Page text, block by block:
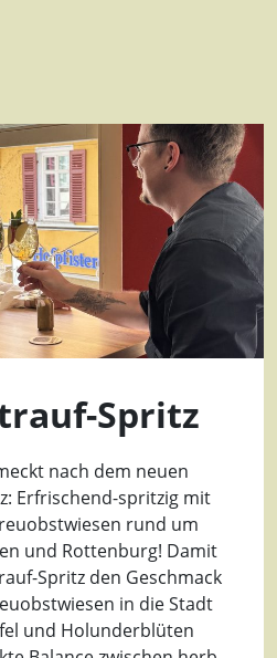
Spritz
nach dem neuen
Erfrischend-spritzig mit
rund um
und Rottenburg! Damit
Spritz den Geschmack
in die Stadt
und Holunderblüten